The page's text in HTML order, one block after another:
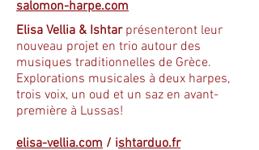
salomon-harpe.com
Elisa Vellia & Ishtarprésenteront leur
nouveau projet en trio autour des
musiques traditionnelles de Grèce.
Explorations musicales à deux harpes,
trois voix, un oud et un saz en avant-
première à Lussas!
elisa-vellia.com / ishtarduo.fr